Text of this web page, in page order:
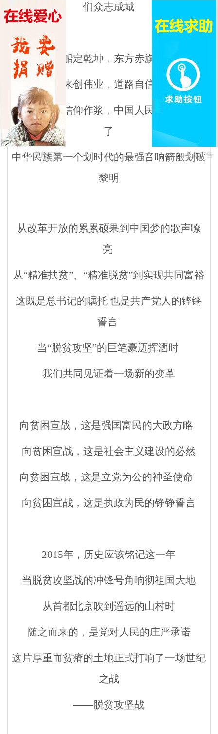
们众志成城
南湖红船定乾坤，东方赤旗主浮沉
继往开来创伟业，道路自信抱始心
生命为舟，信仰作浆，中国人民从此站起来
了
中华民族第一个划时代的最强音响箭般划破
黎明
从改革开放的累累硕果到中国梦的歌声嘹
亮
从“精准扶贫”、“精准脱贫”到实现共同富裕
这既是总书记的嘱托 也是共产党人的铿锵
誓言
当“脱贫攻坚”的巨笔豪迈挥洒时
我们共同见证着一场新的变革
向贫困宣战，这是强国富民的大政方略
向贫困宣战，这是社会主义建设的必然
向贫困宣战，这是立党为公的神圣使命
向贫困宣战，这是执政为民的铮铮誓言
2015年，历史应该铭记这一年
当脱贫攻坚战的冲锋号角响彻祖国大地
从首都北京吹到遥远的山村时
随之而来的，是党对人民的庄严承诺
这片厚重而贫瘠的土地正式打响了一场世纪
之战
——脱贫攻坚战
关闭广告 关闭广告